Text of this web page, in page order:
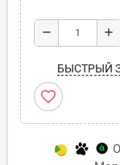
remove add
БЫСТРЫЙ
favorite_border